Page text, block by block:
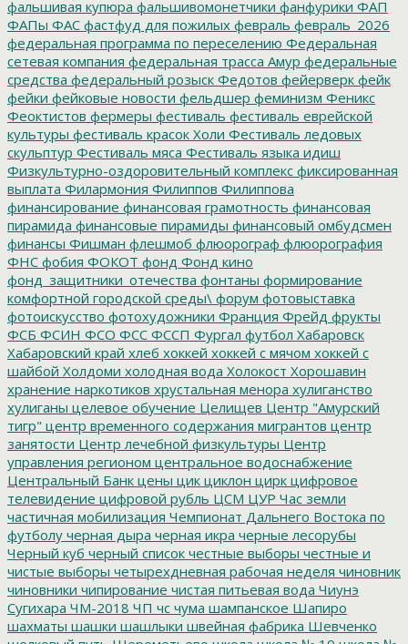
фальшивая купюра фальшивомонетчики фанфурики ФАП
ФАПы ФАС фастфуд для пожилых февраль февраль_2026
федеральная программа по переселению Федеральная
сетевая компания федеральная трасса Амур федеральные
средства федеральный розыск Федотов фейерверк фейк
фейки фейковые новости фельдшер феминизм Феникс
Феоктистов фермеры фестиваль фестиваль еврейской
культуры фестиваль красок Холи Фестиваль ледовых
скульптур Фестиваль мяса Фестиваль языка идиш
Физкультурно-оздоровительный комплекс фиксированная
выплата Филармония Филиппов Филиппова
финансирование финансовая грамотность финансовая
пирамида финансовые пирамиды финансовый омбудсмен
финансы Фишман флешмоб флюорограф флюорография
ФНС фобия ФОКОТ фонд Фонд кино
фонд_защитники_отечества фонтаны формирование
комфортной городской среды\ форум фотовыставка
фотоискусство фотохудожники Франция Фрейд фрукты
ФСБ ФСИН ФСО ФСС ФССП Фургал футбол Хабаровск
Хабаровский край хлеб хоккей хоккей с мячом хоккей с
шайбой Холдоми холодная вода Холокост Хорошавин
хранение наркотиков хрустальная менора хулиганство
хулиганы целевое обучение Целищев Центр "Амурский
тигр" центр временного содержания мигрантов центр
занятости Центр лечебной физкультуры Центр
управления регионом центральное водоснабжение
Центральный Банк цены цик циклон цирк цифровое
телевидение цифровой рубль ЦСМ ЦУР Час земли
частичная мобилизация Чемпионат Дальнего Востока по
футболу черная дыра черная икра черные лесорубы
Черный куб черный список честные выборы честные и
чистые выборы четырехдневная рабочая неделя чиновник
чиновники чипирование чистая питьевая вода Чиунэ
Сугихара ЧМ-2018 ЧП чс чума шампанское Шапиро
шахматы шашки шашлыки швейная фабрика Шевченко